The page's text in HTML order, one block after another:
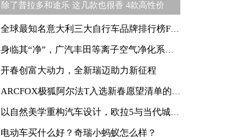
除了普拉多和途乐 这几款也很香 4款高性价
全球最知名意大利三大自行车品牌排行榜FRW福伦王梅花皮纳单车
身临其“净”，广汽丰田等离子空气净化系统初体验
开春创富大动力，全新瑞迈助力新征程
ARCFOX极狐阿尔法T入选新春愿望清单的理由
以自然美学重构汽车设计，欧拉5与当代城市有机共生
电动车买什么好？奇瑞小蚂蚁怎么样？